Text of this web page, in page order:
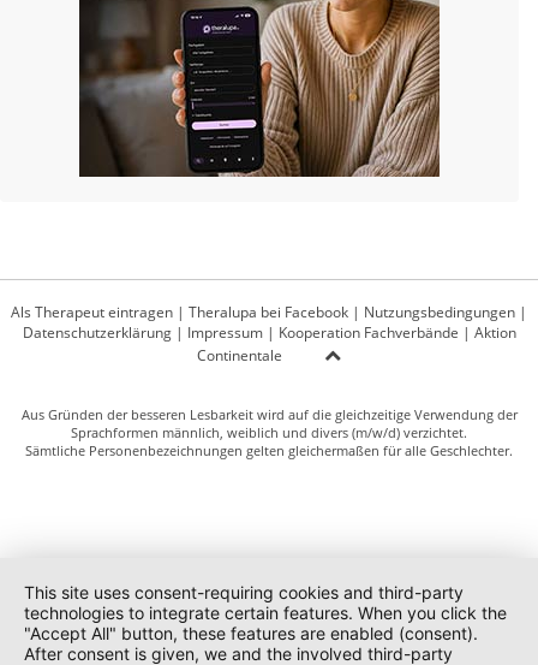
Als Therapeut eintragen | Theralupa bei Facebook | Nutzungsbedingungen |
Datenschutzerklärung| Impressum| Kooperation Fachverbände | Aktion
Continentale
Aus Gründen der besseren Lesbarkeit wird auf die gleichzeitige Verwendung der
Sprachformen männlich, weiblich und divers (m/w/d) verzichtet.
Sämtliche Personenbezeichnungen gelten gleichermaßen für alle Geschlechter.
This site uses consent-requiring cookies and third-party
technologies to integrate certain features. When you click the
"Accept All" button, these features are enabled (consent).
After consent is given, we and the involved third-party